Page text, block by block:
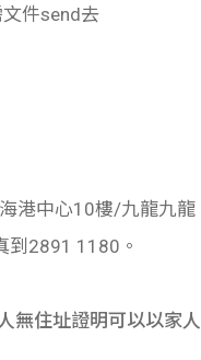
件send去
港中心10樓/九龍九龍
到2891 1180。
無住址證明可以以家人